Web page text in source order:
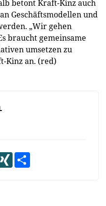
betont Kraft-Kinz auch
Geschäftsmodellen und
„Wir gehen
braucht gemeinsame
umsetzen zu
Kinz an. (red)
XING